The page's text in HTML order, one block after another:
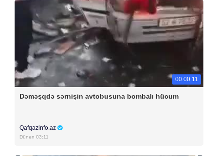
00:00:11
Dəməşqdə sərnişin avtobusuna bombalı hücum
Qafqazinfo.az
Dünən 03:11